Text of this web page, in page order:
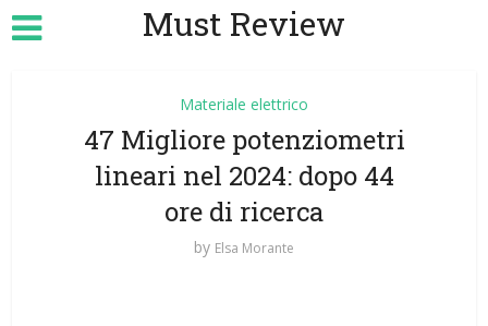
Must Review
Materiale elettrico
47 Migliore potenziometri
lineari nel 2024: dopo 44
ore di ricerca
by Elsa Morante